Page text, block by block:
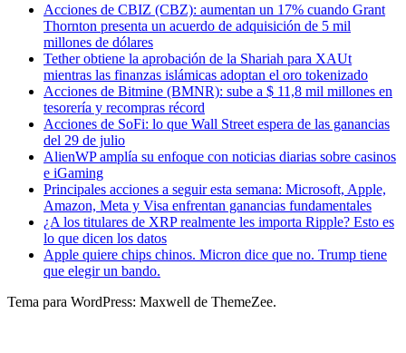
Acciones de CBIZ (CBZ): aumentan un 17% cuando Grant
Thornton presenta un acuerdo de adquisición de 5 mil
millones de dólares
Tether obtiene la aprobación de la Shariah para XAUt
mientras las finanzas islámicas adoptan el oro tokenizado
Acciones de Bitmine (BMNR): sube a $ 11,8 mil millones en
tesorería y recompras récord
Acciones de SoFi: lo que Wall Street espera de las ganancias
del 29 de julio
AlienWP amplía su enfoque con noticias diarias sobre casinos
e iGaming
Principales acciones a seguir esta semana: Microsoft, Apple,
Amazon, Meta y Visa enfrentan ganancias fundamentales
¿A los titulares de XRP realmente les importa Ripple? Esto es
lo que dicen los datos
Apple quiere chips chinos. Micron dice que no. Trump tiene
que elegir un bando.
Tema para WordPress: Maxwell de ThemeZee.